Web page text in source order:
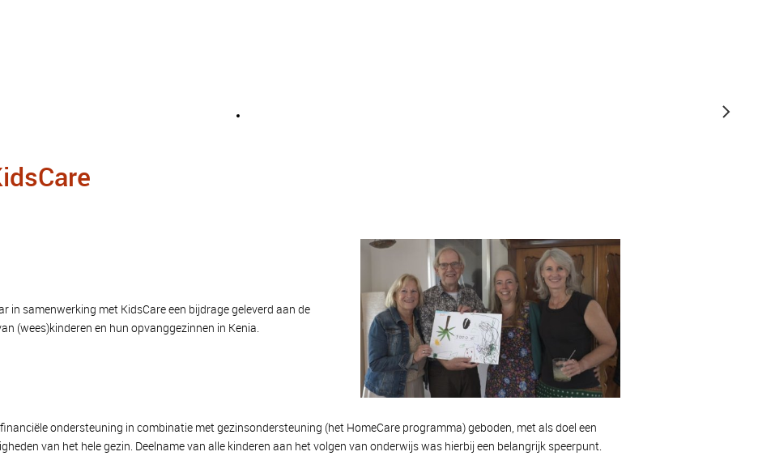
in samenwerking met KidsCare een bijdrage geleverd aan de
(wees)kinderen en hun opvanggezinnen in Kenia.
ondersteuning in combinatie met gezinsondersteuning (het HomeCare programma) geboden, met als doel een
van het hele gezin. Deelname van alle kinderen aan het volgen van onderwijs was hierbij een belangrijk speerpunt.